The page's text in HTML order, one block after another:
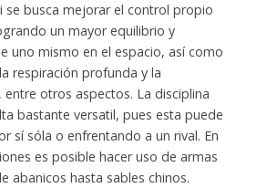
se busca mejorar el control propio
un mayor equilibrio y
uno mismo en el espacio, así como
respiración profunda y la
entre otros aspectos. La disciplina
bastante versatil, pues esta puede
sí sóla o enfrentando a un rival. En
es posible hacer uso de armas
abanicos hasta sables chinos.